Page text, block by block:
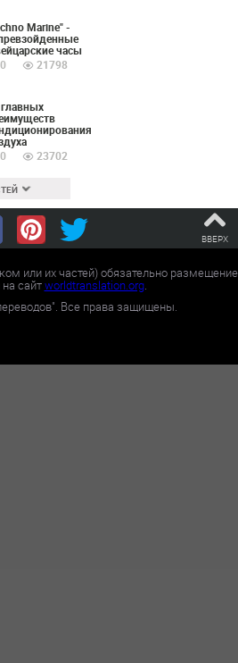
Marine" -
часы
0
21798
0
23702
ВВЕРХ
или их частей) обязательно размещение
сайтworldtranslation.org.
Все права защищены.